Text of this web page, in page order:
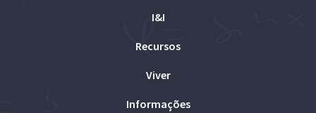
I&I
Recursos
Viver
Informações